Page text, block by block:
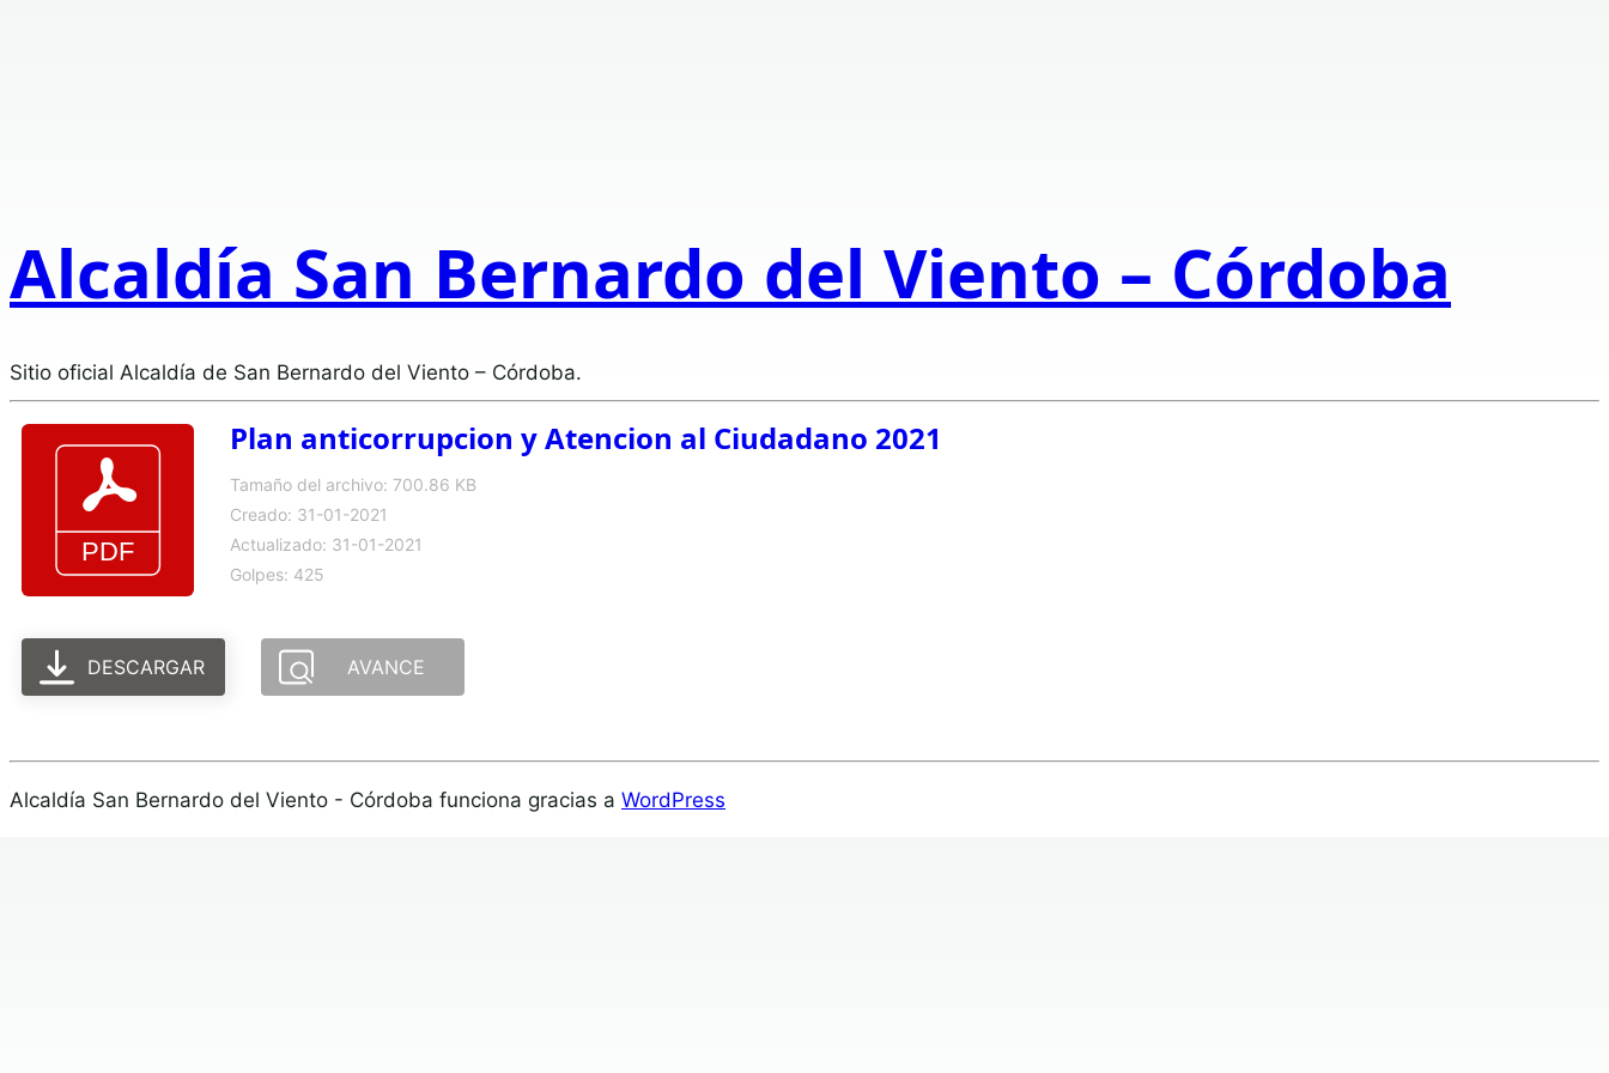
Alcaldía San Bernardo del Viento – Córdoba
Sitio oficial Alcaldía de San Bernardo del Viento – Córdoba.
Plan anticorrupcion y Atencion al Ciudadano 2021
Tamaño del archivo: 700.86 KB
Creado: 31-01-2021
Actualizado: 31-01-2021
Golpes: 425
DESCARGAR AVANCE
Alcaldía San Bernardo del Viento - Córdoba funciona gracias a WordPress